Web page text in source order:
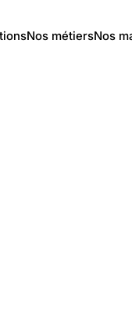
Nos métiersNos